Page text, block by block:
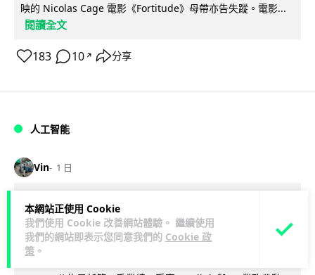
本網站正使用 Cookie
我們使用 Cookie 改善網站體驗。 繼續使用
我們的網站即表示您同意我們的 Cookie 政
策 。
映的 Nicolas Cage 電影《Fortitude》母帶亦告失蹤。電影...
閱讀全文
183 10 ↗ 分享
人工智能
Vin 1 日
Elon Musk: SpaceX 將挑戰萬億年收
入 目標明年數據中心上太空 Starlink 覆
蓋全球170國